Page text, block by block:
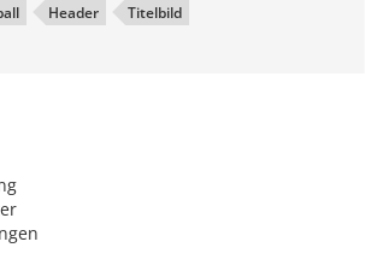
Header Titelbild